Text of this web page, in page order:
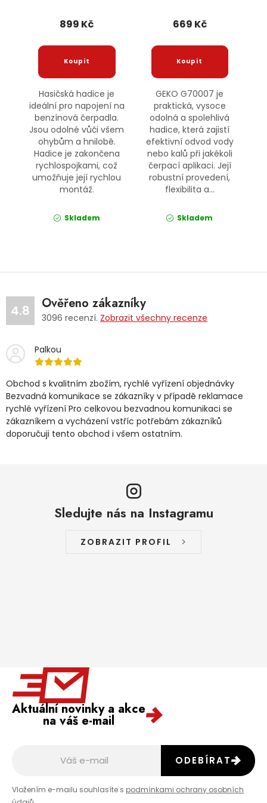
899 Kč
Hasičská hadice je
ideální pro napojení na
benzínová čerpadla.
Jsou odolné vůči všem
ohybům a hnilobě.
Hadice je zakončena
rychlospojkami, což
umožňuje její rychlou
montáž.
Skladem
669 Kč
GEKO G70007 je
praktická, vysoce
odolná a spolehlivá
hadice, která zajistí
efektivní odvod vody
nebo kalů při jakékoli
čerpací aplikaci. Její
robustní provedení,
flexibilita a...
Skladem
4.8 Ověřeno zákazníky
3096 recenzí. Zobrazit všechny recenze
Palkou
Obchod s kvalitním zbožím, rychlé vyřízení objednávky
Bezvadná komunikace se zákazníky v případě reklamace
rychlé vyřízení Pro celkovou bezvadnou komunikaci se
zákazníkem a vycházení vstříc potřebám zákazníků
doporučuji tento obchod i všem ostatním.
Sledujte nás na Instagramu
ZOBRAZIT PROFIL
Aktuální novinky a akce
na váš e-mail
Vložením e-mailu souhlasíte s podmínkami ochrany osobních
ODEBÍRAT